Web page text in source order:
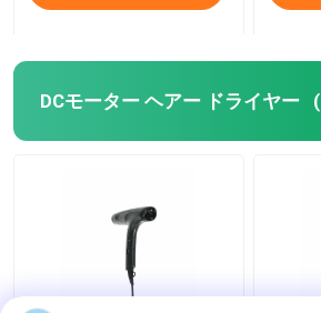
DCモーター ヘアー ドライヤー